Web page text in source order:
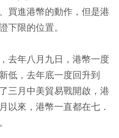
買進港幣的動作，但是港
下限的位置。
去年八月九日，港幣一度
低，去年底一度回升到
三月中美貿易戰開啟，港
以來，港幣一直都在七．